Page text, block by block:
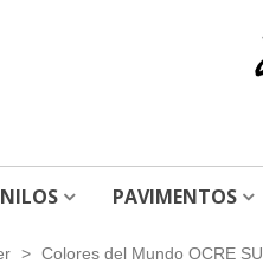
PAVIMENTOS
> Colores del Mundo OCRE